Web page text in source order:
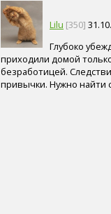
Lilu [350]
Глубоко
приходили домой
безработицей.
привычки. Нужно найти